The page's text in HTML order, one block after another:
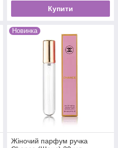
Купити
Новинка
Жіночий парфум ручка